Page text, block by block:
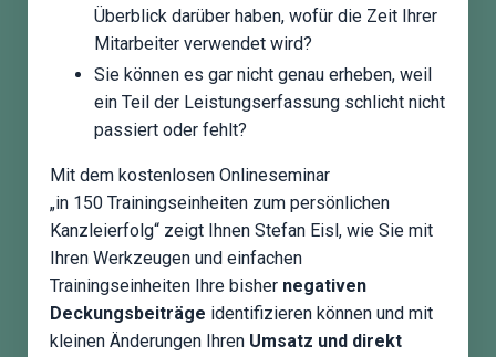
Überblick darüber haben, wofür die Zeit Ihrer
Mitarbeiter verwendet wird?
Sie können es gar nicht genau erheben, weil
ein Teil der Leistungserfassung schlicht nicht
passiert oder fehlt?
Mit dem kostenlosen Onlineseminar
„in 150 Trainingseinheiten zum persönlichen
Kanzleierfolg“ zeigt Ihnen Stefan Eisl, wie Sie mit
Ihren Werkzeugen und einfachen
Trainingseinheiten Ihre bisher negativen
Deckungsbeiträge identifizieren können und mit
kleinen Änderungen Ihren Umsatz und direkt